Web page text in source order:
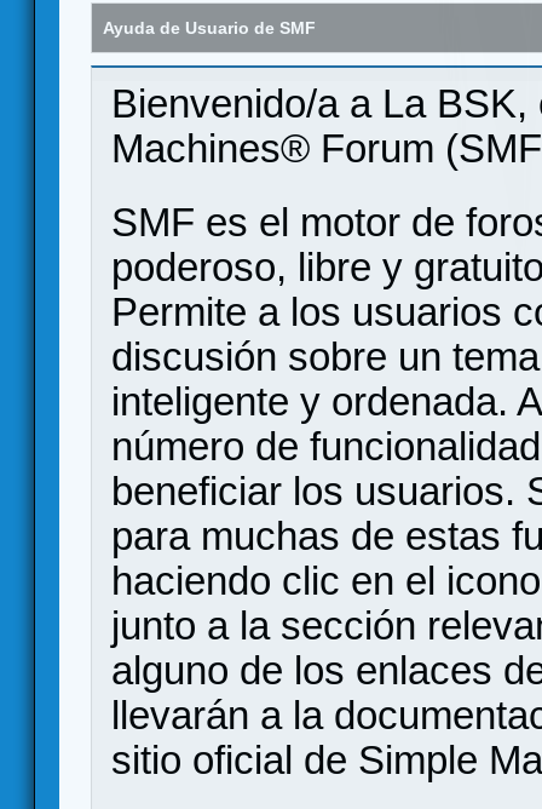
Ayuda de Usuario de SMF
Bienvenido/a a La
Machines® Forum
SMF es el motor de
poderoso, libre y
Permite a los usuarios
discusión sobre un
inteligente y ordenada.
número de
beneficiar los usuarios.
para muchas de estas
haciendo clic en el
junto a la sección
alguno de los enlaces
llevarán a la
sitio oficial de Simple